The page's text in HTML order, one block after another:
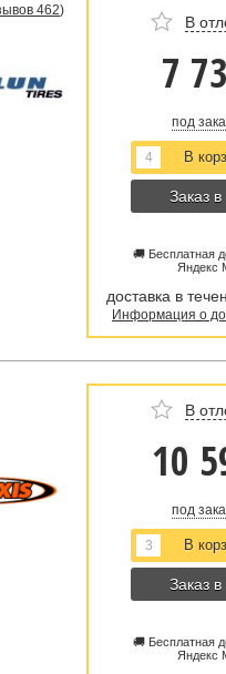
462)
В
7
под
Заказ в
🚚 Бесплатная
Яндекс
доставка в
Информация о
В
10
под
Заказ в
🚚 Бесплатная
Яндекс